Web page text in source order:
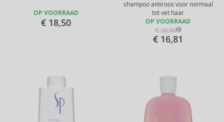
OP VOORRAAD
€ 18,50
shampoo antiroos voor normaal
tot vet haar
OP VOORRAAD
€ 20,50
€ 16,81